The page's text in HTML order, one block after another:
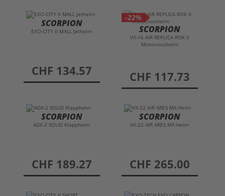
SCORPION
EXO-CITY II MALL Jethelm
preis
CHF 134.57
-22%
SCORPION
VX-16 AIR REPLICA ROK II
Motocrosshelm
preis
CHF 117.73
SCORPION
ADX-2 SOLID Klapphelm
preis
CHF 189.27
SCORPION
VX-22 AIR ARES MX-Helm
preis
CHF 265.00